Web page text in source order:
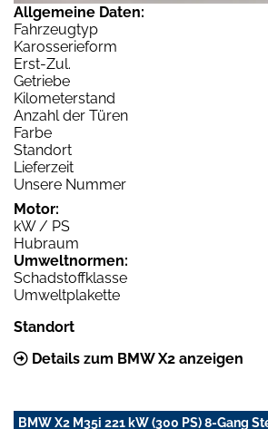
Allgemeine Daten:
Fahrzeugtyp
Karosserieform
Erst-Zul.
Getriebe
Kilometerstand
Anzahl der Türen
Farbe
Standort
Lieferzeit
Unsere Nummer
Motor:
kW / PS
Hubraum
Umweltnormen:
Schadstoffklasse
Umweltplakette
Standort
Details zum BMW X2 anzeigen
BMW X2 M35i 221 kW (300 PS) 8-Gang